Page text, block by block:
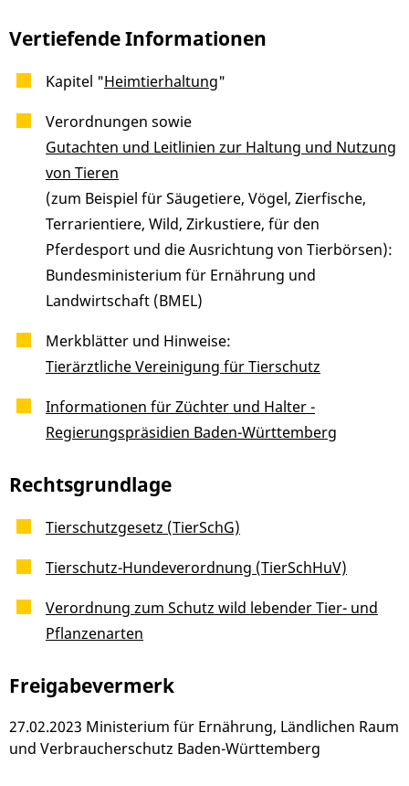
Vertiefende Informationen
Kapitel "Heimtierhaltung"
Verordnungen sowie
Gutachten und Leitlinien zur Haltung und Nutzung
von Tieren
(zum Beispiel für Säugetiere, Vögel, Zierfische,
Terrarientiere, Wild, Zirkustiere, für den
Pferdesport und die Ausrichtung von Tierbörsen):
Bundesministerium für Ernährung und
Landwirtschaft (BMEL)
Merkblätter und Hinweise:
Tierärztliche Vereinigung für Tierschutz
Informationen für Züchter und Halter -
Regierungspräsidien Baden-Württemberg
Rechtsgrundlage
Tierschutzgesetz (TierSchG)
Tierschutz-Hundeverordnung (TierSchHuV)
Verordnung zum Schutz wild lebender Tier- und
Pflanzenarten
Freigabevermerk
27.02.2023 Ministerium für Ernährung, Ländlichen Raum
und Verbraucherschutz Baden-Württemberg